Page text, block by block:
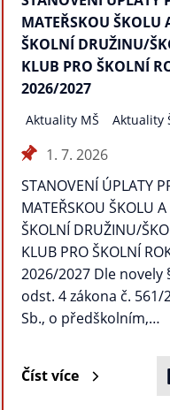
MATEŘSKOU ŠKOLU
ŠKOLNÍ DRUŽINU/
KLUB PRO ŠKOLNÍ
2026/2027
Aktuality MŠ Aktuality
1. 7. 2026
STANOVENÍ ÚPLATY
MATEŘSKOU ŠKOLU A
ŠKOLNÍ DRUŽINU/
KLUB PRO ŠKOLNÍ
2026/2027 Dle novely
odst. 4 zákona č. 561/
Sb., o předškolním,…
Číst více